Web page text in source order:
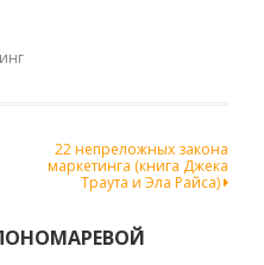
22 непреложных закона
маркетинга (книга Джека
Траута и Эла Райса)